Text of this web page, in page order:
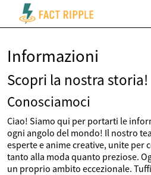
Informazioni
Scopri la nostra storia!
Conosciamoci
Ciao! Siamo qui per portarti le
ogni angolo del mondo! Il nostro
esperte e anime creative, unite per
tanto alla moda quanto preziose.
un proprio ambito eccezionale.